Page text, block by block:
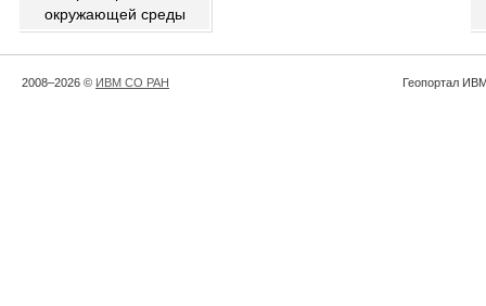
окружающей среды
2008–2026 © ИВМ СО РАН Геопортал